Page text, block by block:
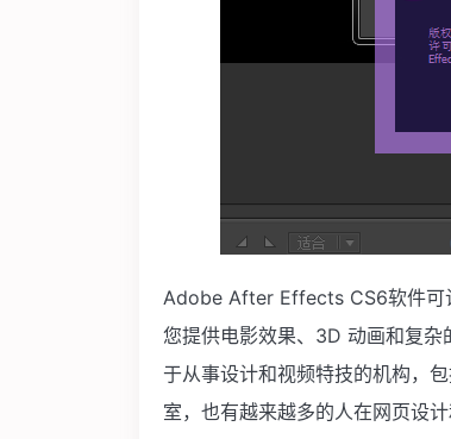
Adobe After Effects CS6软件可
您提供电影效果、3D 动画和复
于从事设计和视频特技的机构，
室，也有越来越多的人在网页设